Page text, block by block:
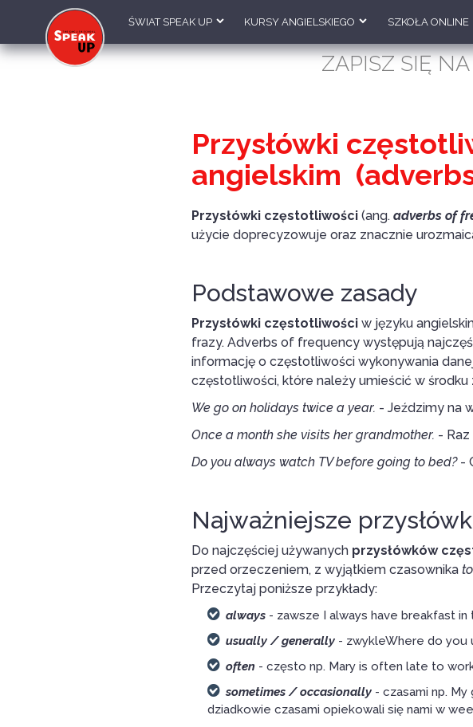
ŚWIAT SPEAK UP KURSY ANGIELSKIEGO SZKOŁA ONLINE
ZAPISZ SIĘ
Przysłówki
angielskim
Przysłówki częstotliwości(ang. adverbs of
użycie doprecyzowuje oraz znacznie
Podstawowe zasady
Przysłówki częstotliwościw języku
frazy. Adverbs of frequency występują
informację o częstotliwości wykonywania
częstotliwości, które należy umieścić w
We go on holidays twice a year. - Jeździmy na
Once a monthshe visits her grandmother. -
Do you alwayswatch TV before going to bed?-
Najważniejsze
Do najczęściej używanych przysłówków
przed orzeczeniem, z wyjątkiem czasownika
Przeczytaj poniższe przykłady:
always - zawsze I always have breakfast in
usually / generally- zwykleWhere do you
often - często np. Mary is often late to
sometimes / occasionally- czasami np.
dziadkowie czasami opiekowali się nami w